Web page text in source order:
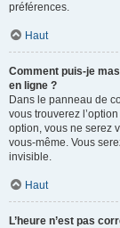
préférences.
Haut
Comment puis-je
en ligne ?
Dans le panneau de
vous trouverez
option, vous ne serez
vous-même. Vous
invisible.
Haut
L’heure n’est pas